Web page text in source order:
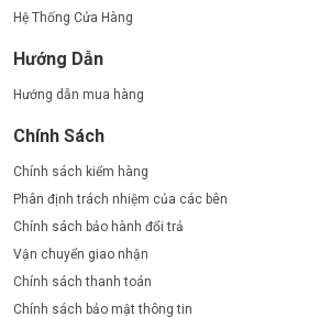
Hệ Thống Cửa Hàng
Hướng Dẫn
Hướng dẫn mua hàng
Chính Sách
Chính sách kiểm hàng
Phân định trách nhiệm của các bên
Chính sách bảo hành đổi trả
Vận chuyển giao nhận
Chính sách thanh toán
Chính sách bảo mật thông tin